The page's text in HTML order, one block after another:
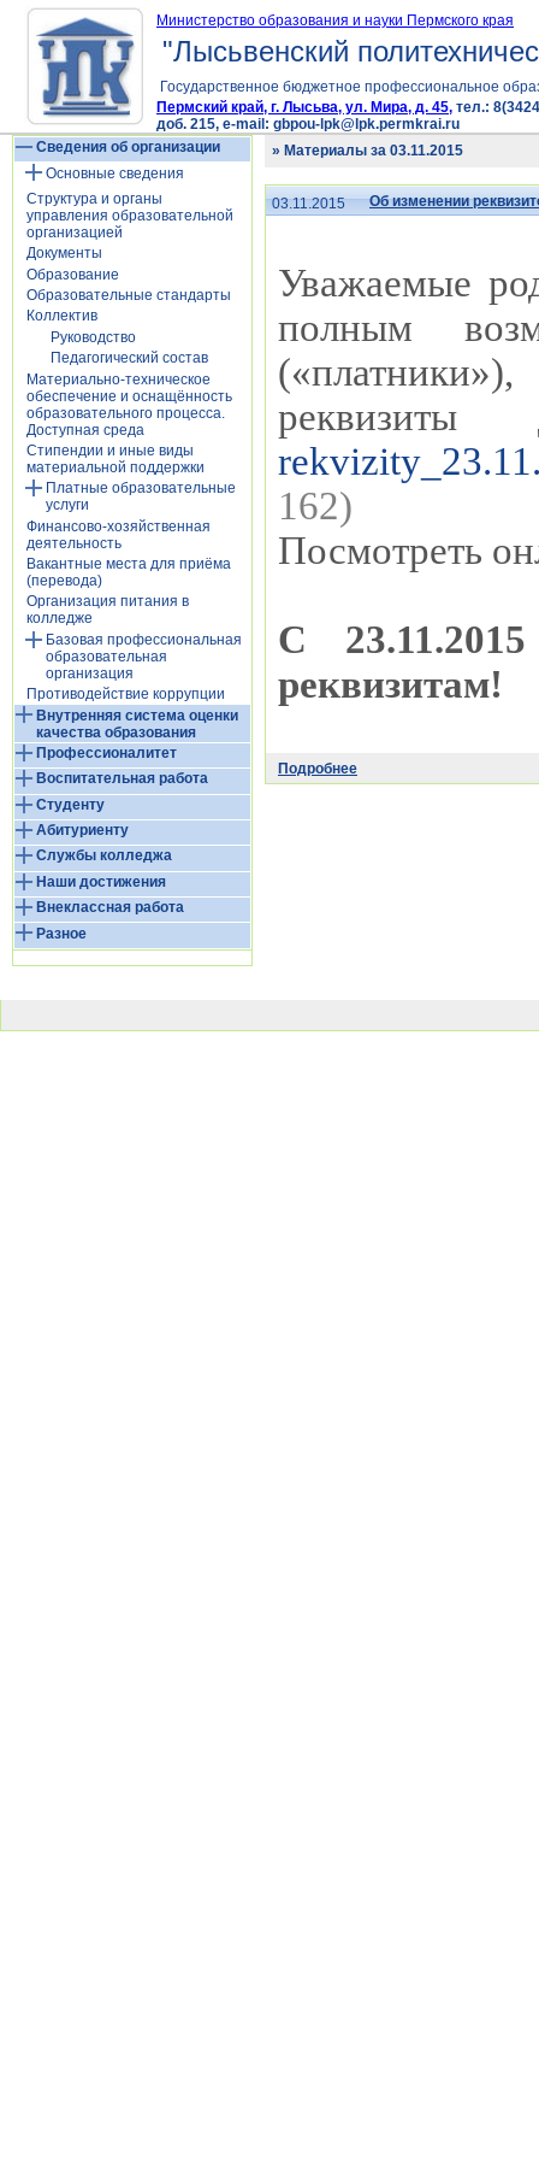
Министерство образования и науки Пермского края
"Лысьвенский
Государственное бюджетное профессиональное
Пермский край, г. Лысьва, ул. Мира, д. 45, тел.:
доб. 215, e-mail: gbpou-lpk@lpk.permkrai.ru
Сведения об организации
Основные сведения
Структура и органы
управления образовательной
организацией
Документы
Образование
Образовательные стандарты
Коллектив
Руководство
Педагогический состав
Материально-техническое
обеспечение и оснащённость
образовательного процесса.
Доступная среда
Стипендии и иные виды
материальной поддержки
Платные образовательные
услуги
Финансово-хозяйственная
деятельность
Вакантные места для приёма
(перевода)
Организация питания в
колледже
Базовая профессиональная
образовательная
организация
Противодействие коррупции
Внутренняя система оценки
качества образования
Профессионалитет
Воспитательная работа
Студенту
Абитуриенту
Службы колледжа
Наши достижения
Внеклассная работа
Разное
» Материалы за 03.11.2015
03.11.2015 Об изменении
Уважаемые
полным
162)
Посмотреть
С
реквизитам!
Подробнее